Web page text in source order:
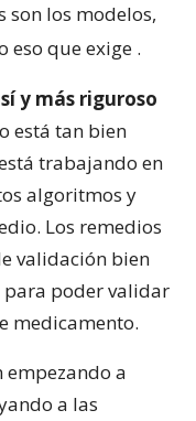
son los modelos,
eso que exige .
y más riguroso
está tan bien
trabajando en
algoritmos y
Los remedios
validación bien
para poder validar
medicamento.
empezando a
a las